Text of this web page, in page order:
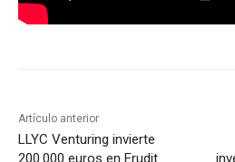
Artículo anterior
LLYC Venturing invierte
200.000 euros en Erudit